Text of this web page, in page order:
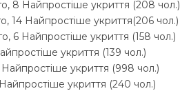
8 Найпростіше укриття (208 чол.)
14 Найпростіше укриття(206 чол.)
6 Найпростіше укриття (158 чол.)
укриття (139 чол.)
укриття (998 чол.)
укриття (240 чол.)